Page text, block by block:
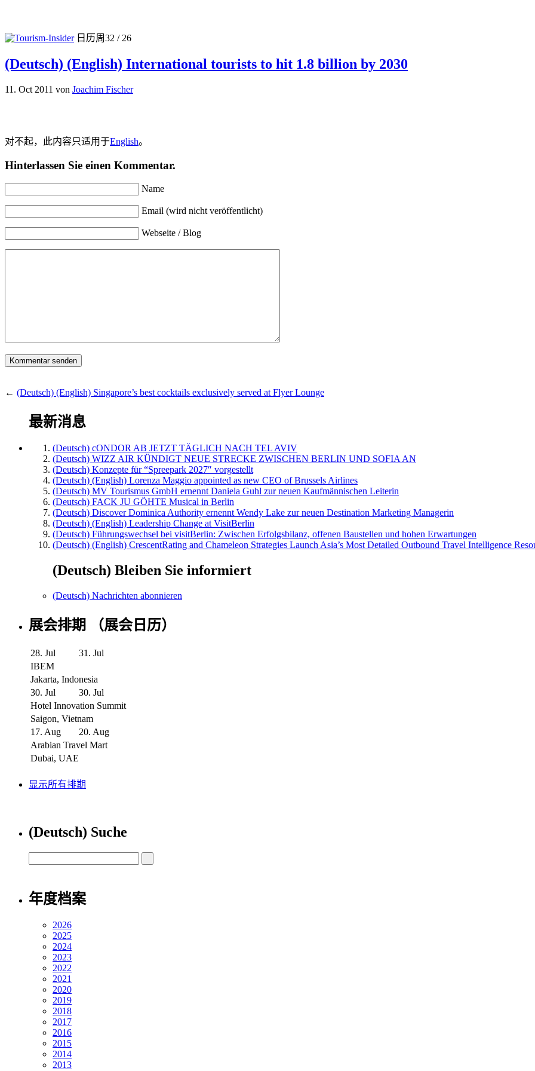
日历周32 / 26
(Deutsch) (English) International tourists to hit 1.8 billion by 2030
11. Oct 2011 von Joachim Fischer
对不起，此内容只适用于English。
Hinterlassen Sie einen Kommentar.
Name
Email (wird nicht veröffentlicht)
Webseite / Blog
← (Deutsch) (English) Singapore’s best cocktails exclusively served at Flyer Lounge
最新消息
(Deutsch) cONDOR AB JETZT TÄGLICH NACH TEL AVIV
(Deutsch) WIZZ AIR KÜNDIGT NEUE STRECKE ZWISCHEN BERLIN UND SOFIA AN
(Deutsch) Konzepte für “Spreepark 2027″ vorgestellt
(Deutsch) (English) Lorenza Maggio appointed as new CEO of Brussels Airlines
(Deutsch) MV Tourismus GmbH ernennt Daniela Guhl zur neuen Kaufmännischen Leiterin
(Deutsch) FACK JU GÖHTE Musical in Berlin
(Deutsch) Discover Dominica Authority ernennt Wendy Lake zur neuen Destination Marketing Managerin
(Deutsch) (English) Leadership Change at VisitBerlin
(Deutsch) Führungswechsel bei visitBerlin: Zwischen Erfolgsbilanz, offenen Baustellen und hohen Erwartungen
(Deutsch) (English) CrescentRating and Chameleon Strategies Launch Asia’s Most Detailed Outbound Travel Intelligence
(Deutsch) Bleiben Sie informiert
(Deutsch) Nachrichten abonnieren
展会排期 （展会日历）
28. Jul
31. Jul
IBEM
Jakarta, Indonesia
30. Jul
30. Jul
Hotel Innovation Summit
Saigon, Vietnam
17. Aug
20. Aug
Arabian Travel Mart
Dubai, UAE
显示所有排期
(Deutsch) Suche
年度档案
2026
2025
2024
2023
2022
2021
2020
2019
2018
2017
2016
2015
2014
2013